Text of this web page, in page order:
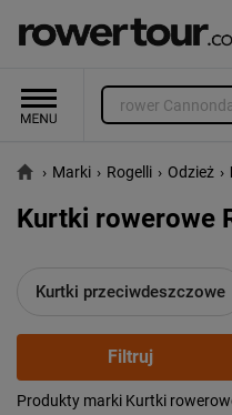
› Marki › Rogelli › Odzież ›
Kurtki rowerowe
Kurtki przeciwdeszczowe
Popularność:
Produkty marki Kurtki